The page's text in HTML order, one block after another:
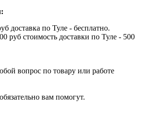
доставка по Туле - бесплатно.
руб стоимость доставки по Туле - 500
вопрос по товару или работе
вам помогут.